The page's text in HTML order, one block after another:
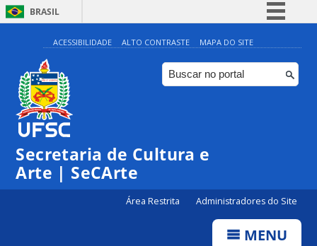
BRASIL
Simplifique!
Comunica BR
Participe
ACESSIBILIDADE ALTO CONTRASTE MAPA DO SITE
Secretaria de Cultura e
Arte | SeCArte
Área Restrita Administradores do Site
MENU